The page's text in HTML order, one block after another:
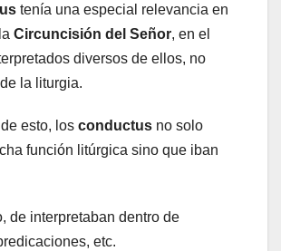
tenía una especial relevancia en
Circuncisión del Señor, en el
diversos de ellos, no
la liturgia.
esto, los conductus no solo
función litúrgica sino que iban
de interpretaban dentro de
etc.